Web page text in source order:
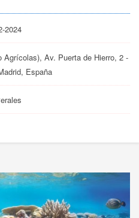
2024
Av. Puerta de Hierro, 2 -
España